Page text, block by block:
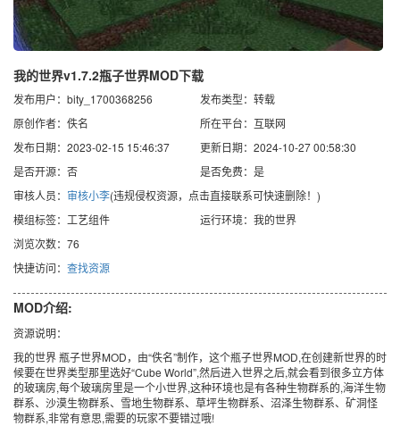
我的世界v1.7.2瓶子世界MOD下载
发布用户：bity_1700368256
发布类型：转载
原创作者：佚名
所在平台：互联网
发布日期：2023-02-15 15:46:37
更新日期：2024-10-27 00:58:30
是否开源：否
是否免费：是
审核人员： 审核小李(违规侵权资源，点击直接联系可快速删除！)
模组标签：工艺组件
运行环境：我的世界
浏览次数：76
快捷访问： 查找资源
MOD介绍:
资源说明：
我的世界 瓶子世界MOD，由“佚名”制作，这个瓶子世界MOD,在创建新世界的时
候要在世界类型那里选好“Cube World”,然后进入世界之后,就会看到很多立方体
的玻璃房,每个玻璃房里是一个小世界,这种环境也是有各种生物群系的,海洋生物
群系、沙漠生物群系、雪地生物群系、草坪生物群系、沼泽生物群系、矿洞怪
物群系,非常有意思,需要的玩家不要错过哦!